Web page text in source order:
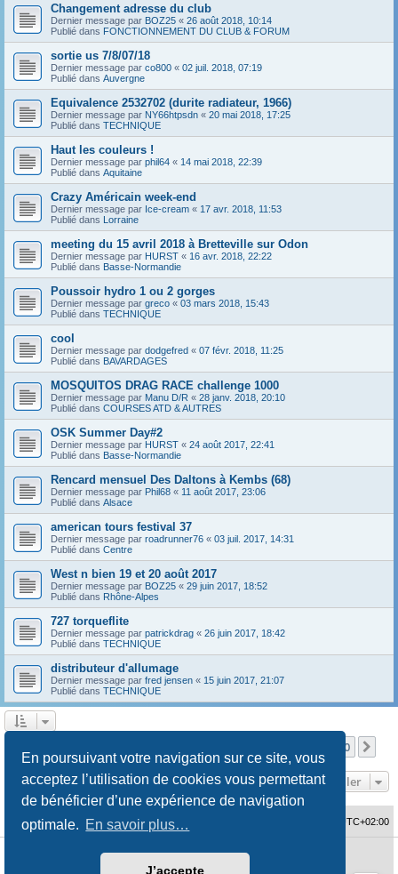
En poursuivant votre navigation sur ce site, vous
acceptez l’utilisation de cookies vous permettant
de bénéficier d’une expérience de navigation
optimale. En savoir plus…
J’accepte
Changement adresse du club
Dernier message par BOZ25 « 26 août 2018, 10:14
Publié dans FONCTIONNEMENT DU CLUB & FORUM
sortie us 7/8/07/18
Dernier message par co800 « 02 juil. 2018, 07:19
Publié dans Auvergne
Equivalence 2532702 (durite radiateur, 1966)
Dernier message par NY66htpsdn « 20 mai 2018, 17:25
Publié dans TECHNIQUE
Haut les couleurs !
Dernier message par phil64 « 14 mai 2018, 22:39
Publié dans Aquitaine
Crazy Américain week-end
Dernier message par Ice-cream « 17 avr. 2018, 11:53
Publié dans Lorraine
meeting du 15 avril 2018 à Bretteville sur Odon
Dernier message par HURST « 16 avr. 2018, 22:22
Publié dans Basse-Normandie
Poussoir hydro 1 ou 2 gorges
Dernier message par greco « 03 mars 2018, 15:43
Publié dans TECHNIQUE
cool
Dernier message par dodgefred « 07 févr. 2018, 11:25
Publié dans BAVARDAGES
MOSQUITOS DRAG RACE challenge 1000
Dernier message par Manu D/R « 28 janv. 2018, 20:10
Publié dans COURSES ATD & AUTRES
OSK Summer Day#2
Dernier message par HURST « 24 août 2017, 22:41
Publié dans Basse-Normandie
Rencard mensuel Des Daltons à Kembs (68)
Dernier message par Phil68 « 11 août 2017, 23:06
Publié dans Alsace
american tours festival 37
Dernier message par roadrunner76 « 03 juil. 2017, 14:31
Publié dans Centre
West n bien 19 et 20 août 2017
Dernier message par BOZ25 « 29 juin 2017, 18:52
Publié dans Rhône-Alpes
727 torqueflite
Dernier message par patrickdrag « 26 juin 2017, 18:42
Publié dans TECHNIQUE
distributeur d'allumage
Dernier message par fred jensen « 15 juin 2017, 21:07
Publié dans TECHNIQUE
10
Aller
Accueil du forum UTC+02:00
Développé parphpBB® Forum Software © phpBB Limited
Traduction française officielle